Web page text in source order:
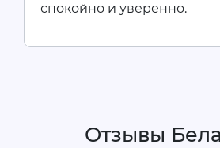
спокойно и уверенно.
Отзывы